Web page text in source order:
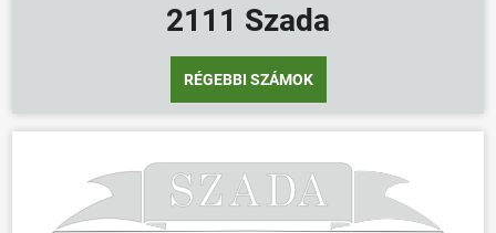
2111 Szada
RÉGEBBI SZÁMOK